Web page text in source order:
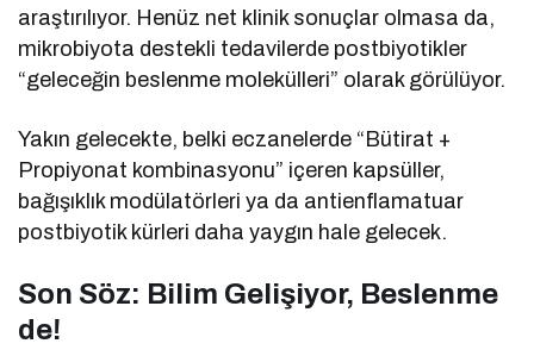
araştırılıyor. Henüz net klinik sonuçlar olmasa da,
mikrobiyota destekli tedavilerde postbiyotikler
“geleceğin beslenme molekülleri” olarak görülüyor.
Yakın gelecekte, belki eczanelerde “Bütirat +
Propiyonat kombinasyonu” içeren kapsüller,
bağışıklık modülatörleri ya da antienflamatuar
postbiyotik kürleri daha yaygın hale gelecek.
Son Söz: Bilim Gelişiyor, Beslenme
de!